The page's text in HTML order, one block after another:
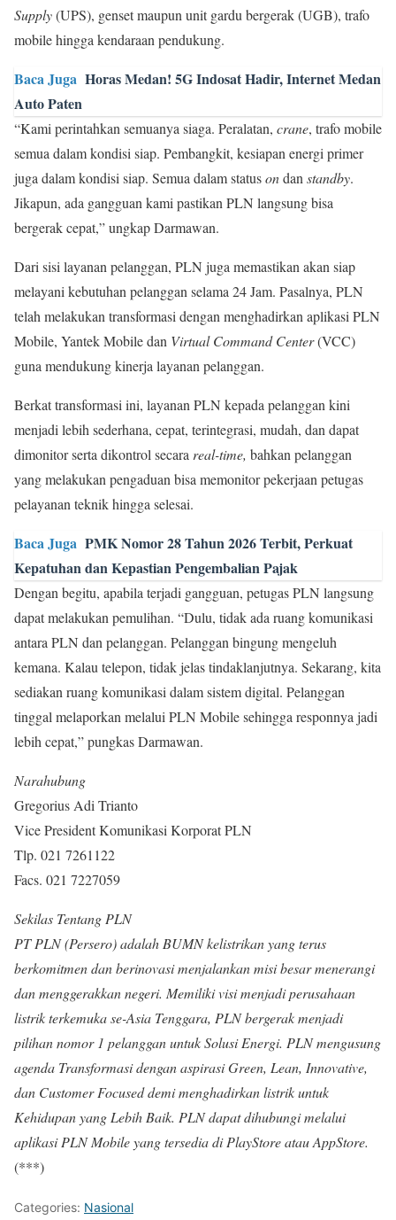
Supply(UPS), genset maupun unit gardu bergerak (UGB), trafo
mobile hingga kendaraan pendukung.
Baca Juga Horas Medan! 5G Indosat Hadir, Internet Medan
Auto Paten
“Kami perintahkan semuanya siaga. Peralatan, crane, trafo mobile
semua dalam kondisi siap. Pembangkit, kesiapan energi primer
juga dalam kondisi siap. Semua dalam statusondan standby.
Jikapun, ada gangguan kami pastikan PLN langsung bisa
bergerak cepat,” ungkap Darmawan.
Dari sisi layanan pelanggan, PLN juga memastikan akan siap
melayani kebutuhan pelanggan selama 24 Jam. Pasalnya, PLN
telah melakukan transformasi dengan menghadirkan aplikasi PLN
Mobile, Yantek Mobile dan Virtual Command Center(VCC)
guna mendukung kinerja layanan pelanggan.
Berkat transformasi ini, layanan PLN kepada pelanggan kini
menjadi lebih sederhana, cepat, terintegrasi, mudah, dan dapat
dimonitor serta dikontrol secara real-time, bahkan pelanggan
yang melakukan pengaduan bisa memonitor pekerjaan petugas
pelayanan teknik hingga selesai.
Baca Juga PMK Nomor 28 Tahun 2026 Terbit, Perkuat
Kepatuhan dan Kepastian Pengembalian Pajak
Dengan begitu, apabila terjadi gangguan, petugas PLN langsung
dapat melakukan pemulihan. “Dulu, tidak ada ruang komunikasi
antara PLN dan pelanggan. Pelanggan bingung mengeluh
kemana. Kalau telepon, tidak jelas tindaklanjutnya. Sekarang, kita
sediakan ruang komunikasi dalam sistem digital. Pelanggan
tinggal melaporkan melalui PLN Mobile sehingga responnya jadi
lebih cepat,” pungkas Darmawan.
Narahubung
Gregorius Adi Trianto
Vice President Komunikasi Korporat PLN
Tlp. 021 7261122
Facs. 021 7227059
Sekilas Tentang PLN
PT PLN (Persero) adalah BUMN kelistrikan yang terus
berkomitmen dan berinovasi menjalankan misi besar menerangi
dan menggerakkan negeri. Memiliki visi menjadi perusahaan
listrik terkemuka se-Asia Tenggara, PLN bergerak menjadi
pilihan nomor 1 pelanggan untuk Solusi Energi. PLN mengusung
agenda Transformasi dengan aspirasi Green, Lean, Innovative,
dan Customer Focused demi menghadirkan listrik untuk
Kehidupan yang Lebih Baik. PLN dapat dihubungi melalui
aplikasi PLN Mobile yang tersedia di PlayStore atau AppStore.
(***)
Categories: Nasional